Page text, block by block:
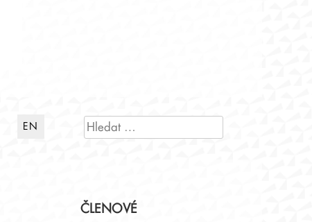
EN VYHLEDÁVÁNÍ
ČLENOVÉ